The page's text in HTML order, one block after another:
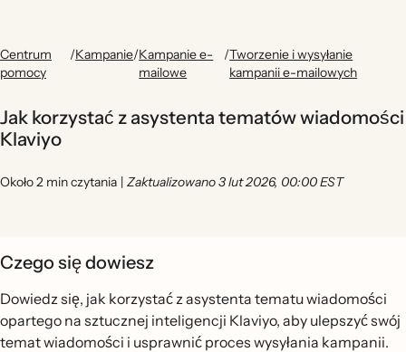
Centrum
pomocy
/Kampanie/Kampanie e-
mailowe
/Tworzenie i wysyłanie
kampanii e-mailowych
Jak korzystać z asystenta tematów wiadomości
Klaviyo
Około 2 min czytania | Zaktualizowano 3 lut 2026, 00:00 EST
Czego się dowiesz
Dowiedz się, jak korzystać z asystenta tematu wiadomości
opartego na sztucznej inteligencji Klaviyo, aby ulepszyć swój
temat wiadomości i usprawnić proces wysyłania kampanii.